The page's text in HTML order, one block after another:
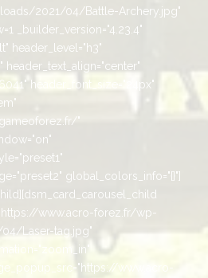
2021/04/Battle-Archery.jpg"
_builder_version="4.23.4"
header_level="h3"
header_text_align="center"
header_font_size="24px"
"
global_colors_info="{}"]
www.acro-forez.fr/wp-
Laser-tag.jpg"
www.acro-